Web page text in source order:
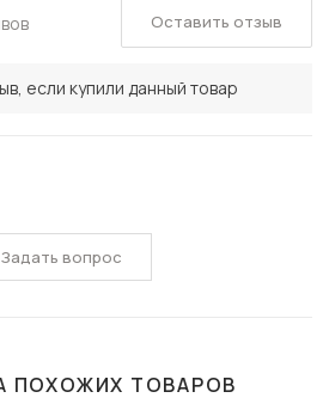
если купили данный товар
Оставить отзыв
Задать вопрос
ПОХОЖИХ ТОВАРОВ